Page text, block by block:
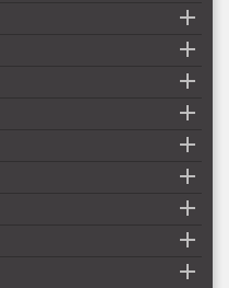








